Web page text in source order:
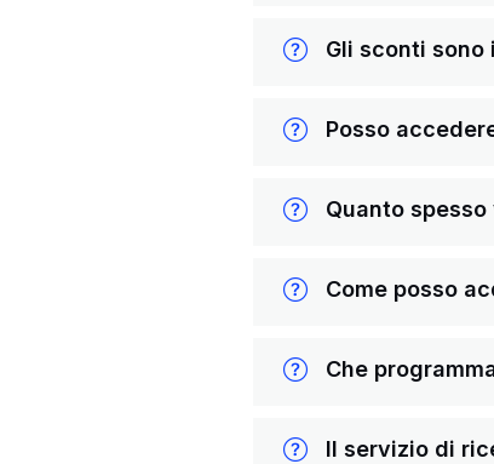
Gli sconti
Posso
Quanto
Come posso
Che
Il servizio di